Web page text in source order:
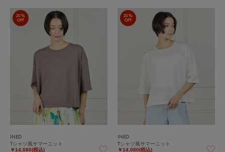
20%
OFF
INED
Tシャツ風サマーニット
￥14,080(税込)
20%
OFF
INED
Tシャツ風サマーニット
￥14,080(税込)